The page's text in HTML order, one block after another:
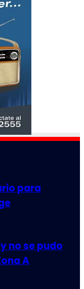
para
no se pudo
A